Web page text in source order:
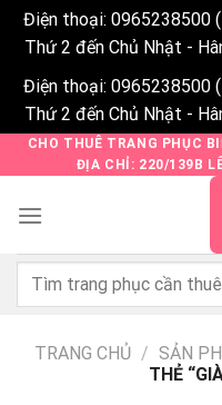
Điện thoại: 0965238500
Thứ 2 đến Chủ Nhật -
Điện thoại: 0965238500
Thứ 2 đến Chủ Nhật -
Skip
to
CHO THUÊ TRANG PHỤC
ĐỊA CHỈ: 220/139B
Tìm
TRANG CHỦ / SẢN
THẺ